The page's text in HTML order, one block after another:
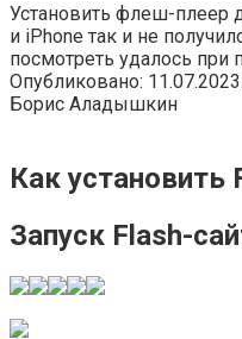
Установить флеш-плеер
и iPhone так и не
посмотреть удалось при
Опубликовано: 11.07.2023
Борис Аладышкин
Как установить
Запуск Flash-